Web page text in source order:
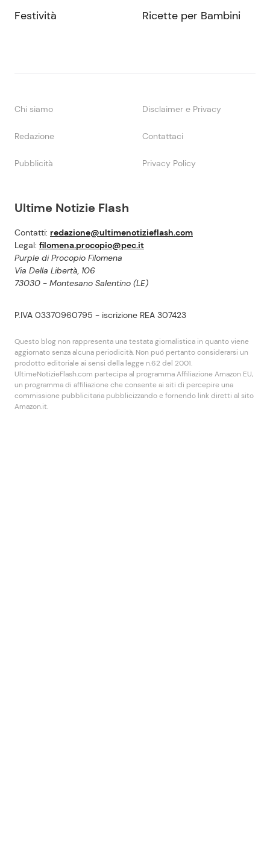
Ultime Notizie Flash
Contatti: redazione@ultimenotizieflash.com
Legal: filomena.procopio@pec.it
Purple di Procopio Filomena
Via Della Libertà, 106
73030 - Montesano Salentino (LE)
P.IVA 03370960795 - iscrizione REA 307423
Questo blog non rappresenta una testata giornalistica in quanto viene
aggiornato senza alcuna periodicità. Non puó pertanto considerarsi un
prodotto editoriale ai sensi della legge n.62 del 2001.
UltimeNotizieFlash.com partecipa al programma Affiliazione Amazon EU,
un programma di affiliazione che consente ai siti di percepire una
commissione pubblicitaria pubblicizzando e fornendo link diretti al sito
Amazon.it.
Festività Ricette per Bambini
Chi siamo Disclaimer e Privacy
Redazione Contattaci
Pubblicità Privacy Policy